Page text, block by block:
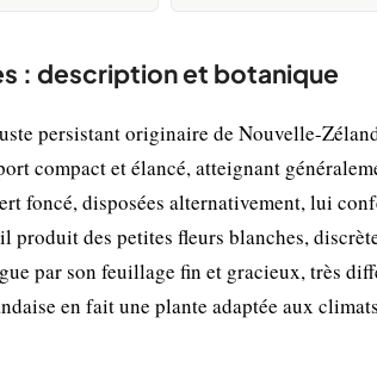
: description et botanique
persistant originaire de Nouvelle-
compact et élancé, atteignant
foncé, disposées alternativement, lui
des petites fleurs blanches,
par son feuillage fin et gracieux, très
en fait une plante adaptée aux